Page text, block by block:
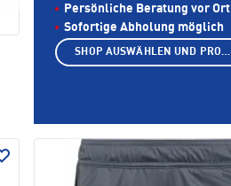
Persönliche Beratung vor Ort
Sofortige Abholung möglich
SHOP AUSWÄHLEN UND PRODUKTE ANZEIGEN